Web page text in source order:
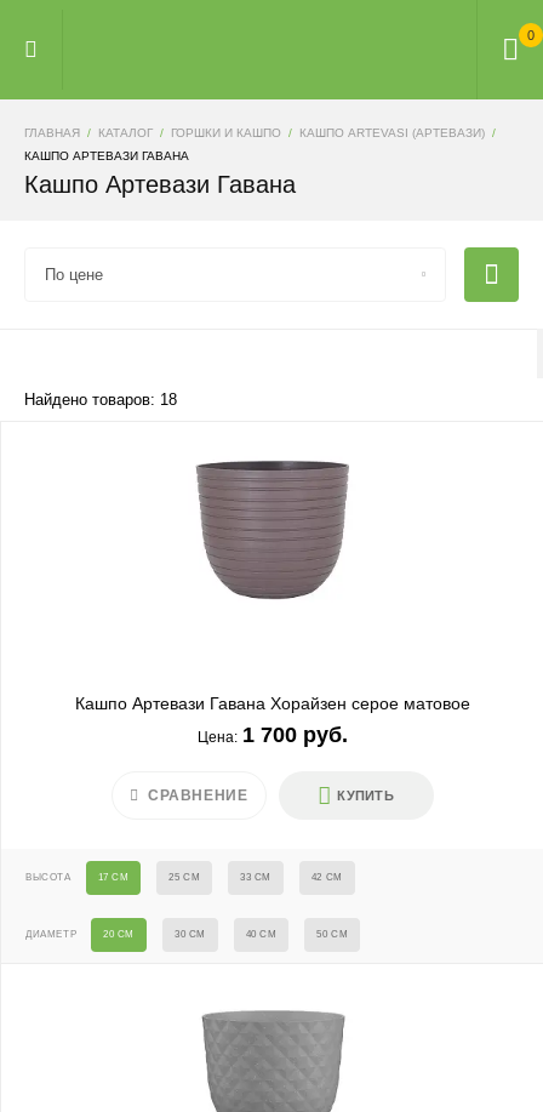
0
ГЛАВНАЯ КАТАЛОГ ГОРШКИ И КАШПО
КАШПО ARTEVASI (АРТЕВАЗИ)
КАШПО АРТЕВАЗИ ГАВАНА
Кашпо Артевази Гавана
По цене
Найдено товаров: 18
Кашпо Артевази Гавана Хорайзен серое матовое
Цена: 1 700 руб.
КУПИТЬ
СРАВНЕНИЕ
ВЫСОТА 17 СМ 25 СМ 33 СМ 42 СМ
ДИАМЕТР 20 СМ 30 СМ 40 СМ 50 СМ